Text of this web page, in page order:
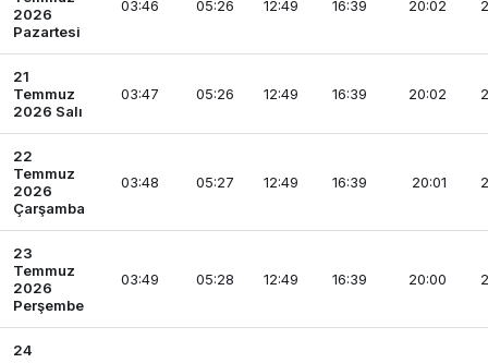
2026
Pazartesi
03:46 05:26 12:49 16:39 20:02
21
Temmuz
2026 Salı
03:47 05:26 12:49 16:39 20:02
22
Temmuz
2026
Çarşamba
03:48 05:27 12:49 16:39 20:01
23
Temmuz
2026
Perşembe
03:49 05:28 12:49 16:39 20:00
24